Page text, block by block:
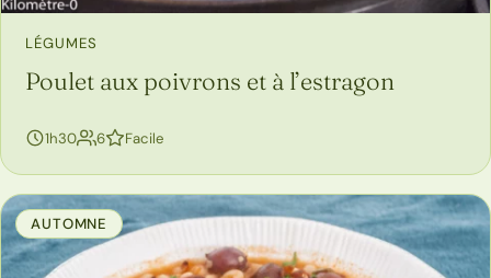
LÉGUMES
Poulet aux poivrons et à l’estragon
1h30 6personnes
Facile
AUTOMNE